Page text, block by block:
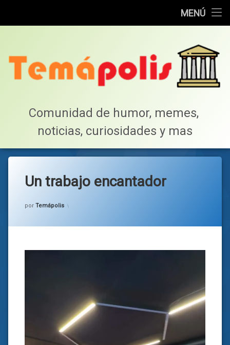
MENÚ
Lista de Megapost
Tabla de puntos
Comunidad de humor, memes,
noticias, curiosidades y mas
Un trabajo encantador
por Temápolis